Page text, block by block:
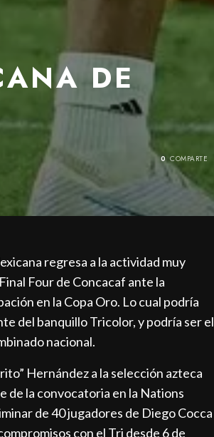
DE
0 COMPARTE
regresa a la actividad muy
Four de Concacaf ante la
en la Copa Oro. Lo cual podría
del banquillo Tricolor, y podría ser el
nacional.
Hernández a la selección azteca
de la convocatoria en la Nations
de 40 jugadores de Diego Cocca
con el Tri desde 6 de